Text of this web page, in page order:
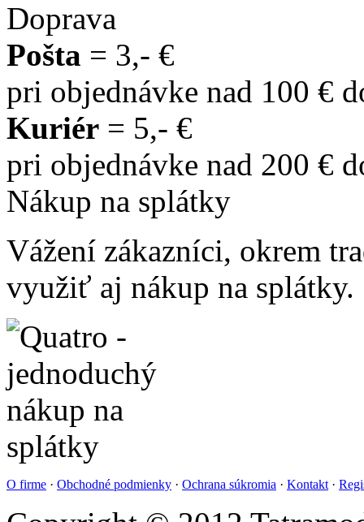
Doprava
Pošta = 3,- €
pri objednávke nad 100 €
Kuriér = 5,- €
pri objednávke nad 200 €
Nákup na splátky
Vážení zákazníci, okrem
využiť aj nákup na splátky.
O firme · Obchodné podmienky · Ochrana súkromia · Kontakt ·